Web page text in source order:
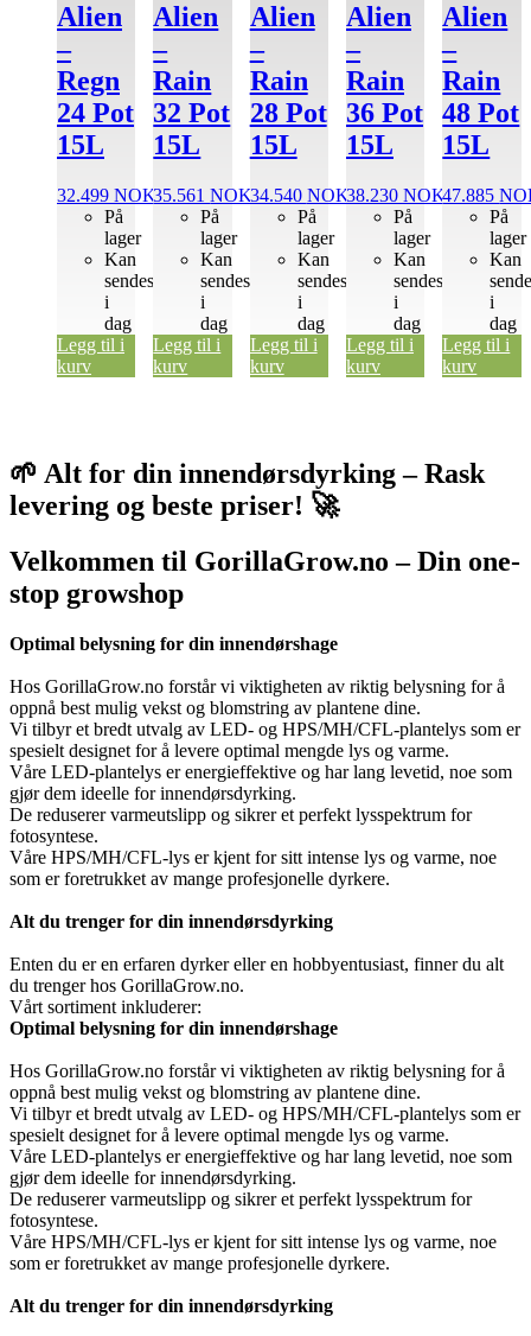
Alien
–
Regn
24 Pot
15L
32.499 NOK
På
lager
Kan
sendes
i
dag
Legg til i
kurv
Alien
–
Rain
32 Pot
15L
35.561NOK
På
lager
Kan
sendes
i
dag
Legg til i
kurv
Alien
–
Rain
28 Pot
15L
34.540 NOK
På
lager
Kan
sendes
i
dag
Legg til i
kurv
Alien
–
Rain
36 Pot
15L
38.230 NOK
På
lager
Kan
sendes
i
dag
Legg til i
kurv
Alien
–
Rain
48 Pot
15L
47.885
På
lager
Kan
i
dag
Legg til i
kurv
🌱 Alt for din innendørsdyrking – Rask
levering og beste priser! 🚀
Velkommen til GorillaGrow.no – Din one-
stop growshop
Optimal belysning for din innendørshage
Hos GorillaGrow.no forstår vi viktigheten av riktig belysning for å
oppnå best mulig vekst og blomstring av plantene dine.
Vi tilbyr et bredt utvalg av LED- og HPS/MH/CFL-plantelys som er
spesielt designet for å levere optimal mengde lys og varme.
Våre LED-plantelys er energieffektive og har lang levetid, noe som
gjør dem ideelle for innendørsdyrking.
De reduserer varmeutslipp og sikrer et perfekt lysspektrum for
fotosyntese.
Våre HPS/MH/CFL-lys er kjent for sitt intense lys og varme, noe
som er foretrukket av mange profesjonelle dyrkere.
Alt du trenger for din innendørsdyrking
Enten du er en erfaren dyrker eller en hobbyentusiast, finner du alt
du trenger hos GorillaGrow.no.
Vårt sortiment inkluderer:
Optimal belysning for din innendørshage
Hos GorillaGrow.no forstår vi viktigheten av riktig belysning for å
oppnå best mulig vekst og blomstring av plantene dine.
Vi tilbyr et bredt utvalg av LED- og HPS/MH/CFL-plantelys som er
spesielt designet for å levere optimal mengde lys og varme.
Våre LED-plantelys er energieffektive og har lang levetid, noe som
gjør dem ideelle for innendørsdyrking.
De reduserer varmeutslipp og sikrer et perfekt lysspektrum for
fotosyntese.
Våre HPS/MH/CFL-lys er kjent for sitt intense lys og varme, noe
som er foretrukket av mange profesjonelle dyrkere.
Alt du trenger for din innendørsdyrking